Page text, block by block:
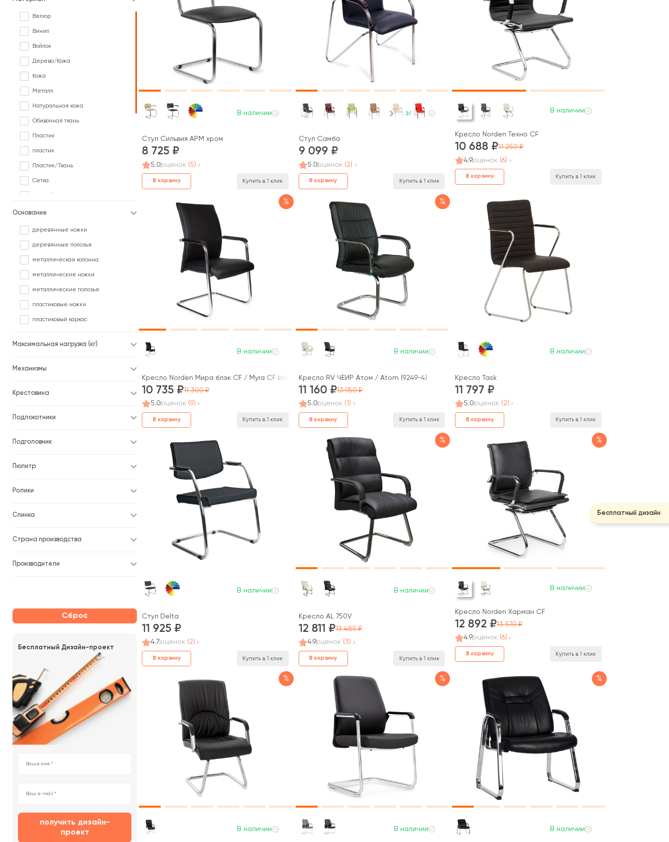
Фиолетовый
Велюр
Винил
Войлок
Дерево/Кожа
Кожа
Металл
Натуральная кожа
Обивочная ткань
Пластик
пластик
Пластик/Ткань
Сетка
Сетка/Кожа
Основание
деревянные ножки
деревянные полозья
металлическая колонна
металлические ножки
металлические полозья
пластиковые ножки
пластиковый каркас
Максимальная нагрузка (кг)
Механизмы
Крестовина
Подлокотники
Подголовник
Пюпитр
Ролики
Спинка
Страна производства
Производители
Сброс
Бесплатный Дизайн-проект
получить дизайн-
проект
В наличии
Стул Сильвия АРМ хром
8 725
5.0 оценок (5)
В корзину Купить в 1 клик
В наличии
Стул Самба
9 099
5.0оценок (2)
В корзину Купить в 1 клик
В наличии
Кресло Norden Техно CF
10 688
11 250
4.9оценок (6)
В корзину Купить в 1 клик
%
В наличии
Кресло Norden Мира блэк CF / Myra CF black
10 735
11 300
5.0оценок (9)
В корзину Купить в 1 клик
%
В наличии
Кресло RV ЧЕЙР Атом / Atom (9249-4)
11 160
13 950
5.0оценок (1)
В корзину Купить в 1 клик
В наличии
Кресло Task
11 797
5.0оценок (2)
В корзину Купить в 1 клик
В наличии
Стул Delta
11 925
4.7 оценок (2)
В корзину Купить в 1 клик
%
В наличии
Кресло AL 750V
12 811
13 485
4.9оценок (3)
В корзину Купить в 1 клик
%
В наличии
Кресло Norden Харман CF
12 892
13 570
4.9оценок (6)
В корзину Купить в 1 клик
%
В наличии
%
В наличии
%
В наличии
Бесплатный дизайн